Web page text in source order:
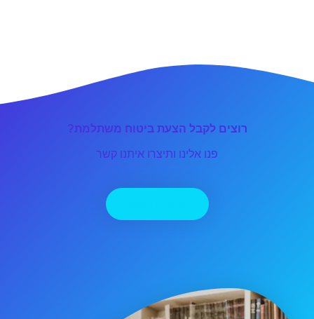
רוצים לקבל הצעת ביטוח משתלמת?
פנו אלינו ותיצרו איתנו קשר